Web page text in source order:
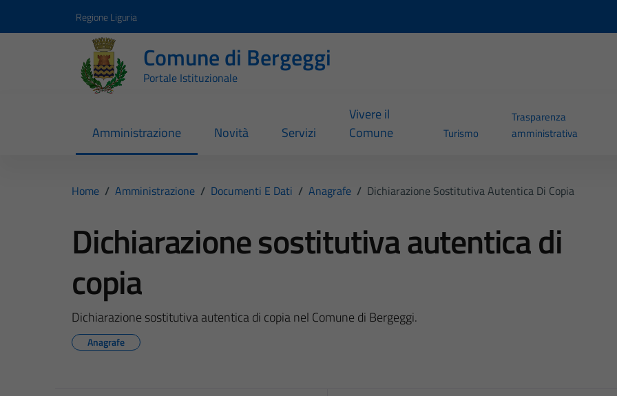
Regione Liguria
Comune di Bergeggi
Portale Istituzionale
Amministrazione Novità Servizi
Vivere il
Comune
Turismo
Trasparenza
amministrativa
Home / Amministrazione / Documenti E Dati / Anagrafe / Dichiarazione Sostitutiva Autentica Di Copia
Dichiarazione sostitutiva autentica di
copia
Dichiarazione sostitutiva autentica di copia nel Comune di Bergeggi.
Anagrafe